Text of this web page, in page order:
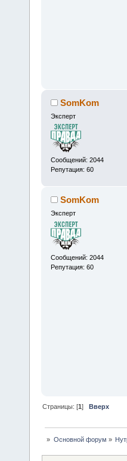
SomKom
Эксперт
Сообщений: 2044
Репутация: 60
SomKom
Эксперт
Сообщений: 2044
Репутация: 60
Страницы: [1] Вверх
» Основной форум »